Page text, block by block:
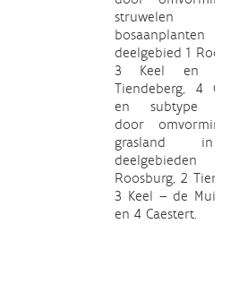
struwelen
deelgebied 1
3 Keel en
Tiendeberg, 4
en subtype
door omvorming
grasland in
Roosburg, 2
3 Keel – de
en 4 Caestert.